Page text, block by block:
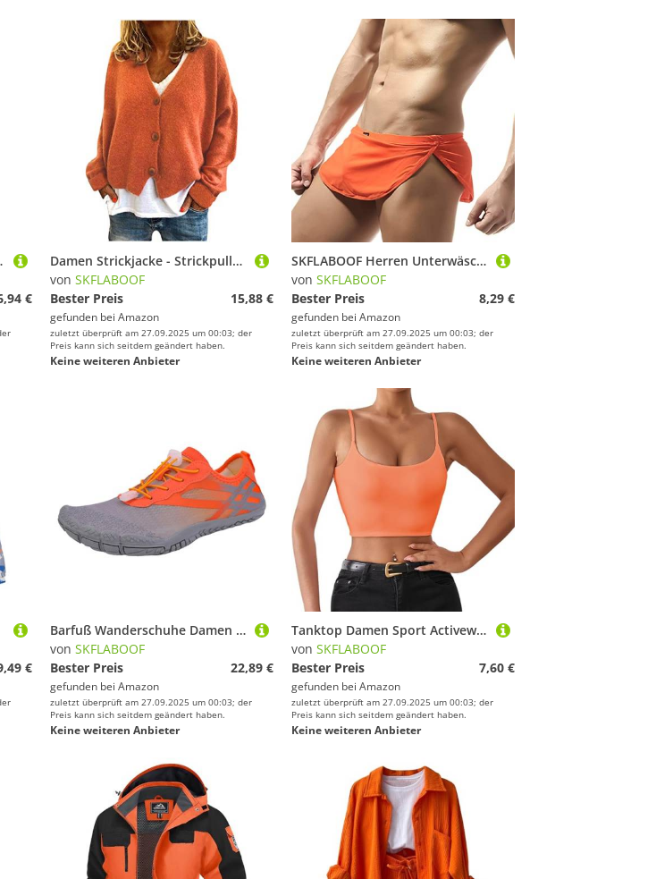
Elegant Orange, S
€
Damen Strickjacke - Strickpullover Bolero Jacke Kurze Kurz Cardigan Strickjacken Elegant Elegante Pullover Strick Für Orange, M
von SKFLABOOF
Bester Preis
15,88 €
gefunden bei Amazon
zuletzt überprüft am 27.09.2025 um 00:03; der
Preis kann sich seitdem geändert haben.
Keine weiteren Anbieter
SKFLABOOF Herren Unterwäsche String Tanga Herren Herren-Reizwäsche Herren String Tanga Sexy Unterwäsche Sexy Unterwäsche Weiss Bambus Unterwäsche Herren Men's Thong Underwear C String
von SKFLABOOF
Bester Preis
8,29 €
gefunden bei Amazon
zuletzt überprüft am 27.09.2025 um 00:03; der
Preis kann sich seitdem geändert haben.
Keine weiteren Anbieter
€
Barfuß Wanderschuhe Damen | Sneaker Breite Füße Barfußschuhe Herren Weite Sommer Barfuss Schuhe 2024 Barfussschuhe Leicht Frauen Winter Bequem Laufschuhe Wasserdicht (Orange, 40)
von SKFLABOOF
Bester Preis
22,89 €
gefunden bei Amazon
zuletzt überprüft am 27.09.2025 um 00:03; der
Preis kann sich seitdem geändert haben.
Keine weiteren Anbieter
Tanktop Damen Sport Activewear-Shirts & Blusen Für Tops Fashion Fitness Tshirt Gym Crop Tank Top Trägertop Sommer Eng Orange, S
von SKFLABOOF
Bester Preis
7,60 €
gefunden bei Amazon
zuletzt überprüft am 27.09.2025 um 00:03; der
Preis kann sich seitdem geändert haben.
Keine weiteren Anbieter